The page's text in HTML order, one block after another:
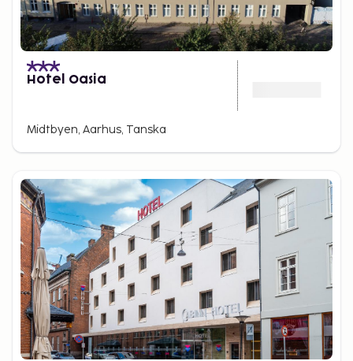
Hotel Oasia
Midtbyen, Aarhus, Tanska